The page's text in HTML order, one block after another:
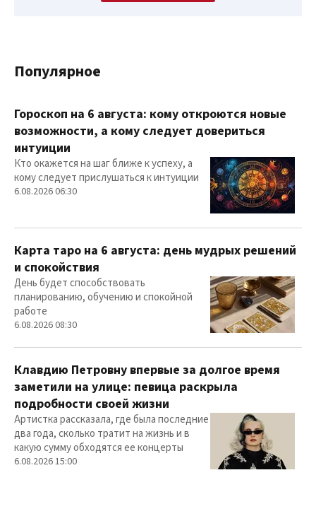
Популярное
Гороскоп на 6 августа: кому откроются новые
возможности, а кому следует довериться
интуиции
Кто окажется на шаг ближе к успеху, а
кому следует прислушаться к интуиции
6.08.2026 06:30
Карта таро на 6 августа: день мудрых решений
и спокойствия
День будет способствовать
планированию, обучению и спокойной
работе
6.08.2026 08:30
Клавдию Петровну впервые за долгое время
заметили на улице: певица раскрыла
подробности своей жизни
Артистка рассказала, где была последние
два года, сколько тратит на жизнь и в
какую сумму обходятся ее концерты
6.08.2026 15:00